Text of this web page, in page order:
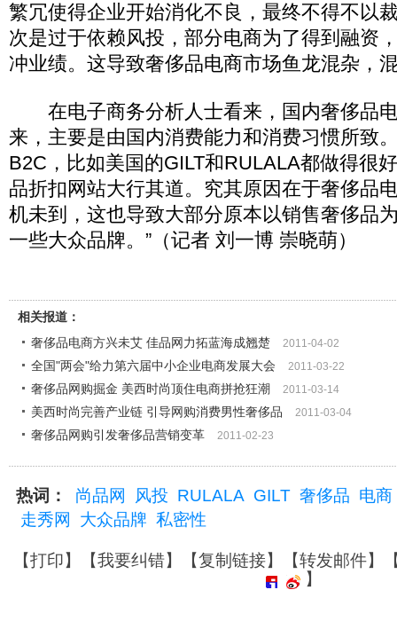
繁冗使得企业开始消化不良，最终不得不以
次是过于依赖风投，部分电商为了得到融资
冲业绩。这导致奢侈品电商市场鱼龙混杂，
在电子商务分析人士看来，国内奢侈品
来，主要是由国内消费能力和消费习惯所致
B2C，比如美国的GILT和RULALA都做得很
品折扣网站大行其道。究其原因在于奢侈品
机未到，这也导致大部分原本以销售奢侈品
一些大众品牌。”（记者 刘一博 崇晓萌）
相关报道：
奢侈品电商方兴未艾 佳品网力拓蓝海成翘楚
2011-04-02
全国"两会"给力第六届中小企业电商发展大会 2011-03-22
奢侈品网购掘金 美西时尚顶住电商拼抢狂潮 2011-03-14
美西时尚完善产业链 引导网购消费男性奢侈品 2011-03-04
奢侈品网购引发奢侈品营销变革 2011-02-23
热词： 尚品网 风投 RULALA GILT 奢侈品 电商
走秀网
大众品牌 私密性
【打印】【我要纠错】【复制链接】【转发邮件】
】